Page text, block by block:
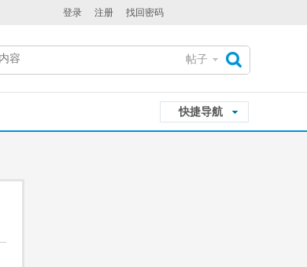
登录 注册 找回密码
帖子
快捷导航